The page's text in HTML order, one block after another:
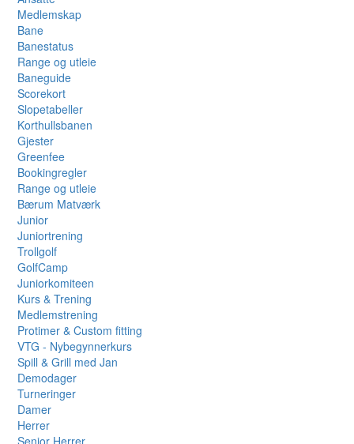
Medlemskap
Bane
Banestatus
Range og utleie
Baneguide
Scorekort
Slopetabeller
Korthullsbanen
Gjester
Greenfee
Bookingregler
Range og utleie
Bærum Matværk
Junior
Juniortrening
Trollgolf
GolfCamp
Juniorkomiteen
Kurs & Trening
Medlemstrening
Protimer & Custom fitting
VTG - Nybegynnerkurs
Spill & Grill med Jan
Demodager
Turneringer
Damer
Herrer
Senior Herrer